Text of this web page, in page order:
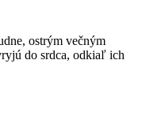
ostrým večným
do srdca, odkiaľ ich